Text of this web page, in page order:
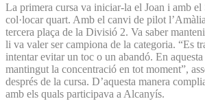
La primera cursa va iniciar-la el Joan i amb el
col·locar quart. Amb el canvi de pilot
tercera plaça de la Divisió 2. Va saber
li va valer ser campiona de la categoria. “Es
intentar evitar un toc o un abandó. En
mantingut la concentració en tot moment”,
després de la cursa. D’aquesta manera
amb els quals participava a Alcanyís.